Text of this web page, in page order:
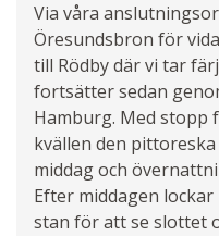
Via våra
Öresundsbron för
till Rödby där vi tar
fortsätter sedan
Hamburg. Med stopp
kvällen den
middag och
Efter middagen
stan för att se slottet